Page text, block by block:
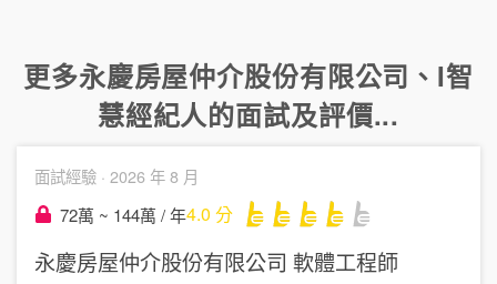
更多永慶房屋仲介股份有限公司 、 I智
慧經紀人的面試及評價...
面試經驗 · 2026 年 8 月
72萬 ~ 144萬 / 年4.0 分
永慶房屋仲介股份有限公司 軟體工程師